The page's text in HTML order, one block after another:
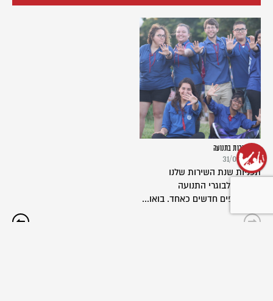
שנת שירות בתנועה
31/03/2024
תכניות שנת השירות שלנו
פתוחות לבוגרי התנועה
ולמצטרפים חדשים כאחד. בואו...